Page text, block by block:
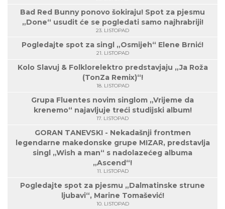
Bad Red Bunny ponovo šokiraju! Spot za pjesmu
„Done“ usudit će se pogledati samo najhrabriji!
23. LISTOPAD
Pogledajte spot za singl „Osmijeh“ Elene Brnić!
21. LISTOPAD
Kolo Slavuj & Folklorelektro predstavjaju „Ja Roža
(TonZa Remix)“!
18. LISTOPAD
Grupa Fluentes novim singlom „Vrijeme da
krenemo“ najavljuje treći studijski album!
17. LISTOPAD
GORAN TANEVSKI - Nekadašnji frontmen
legendarne makedonske grupe MIZAR, predstavlja
singl „Wish a man“ s nadolazećeg albuma
„Ascend“!
11. LISTOPAD
Pogledajte spot za pjesmu „Dalmatinske strune
ljubavi“, Marine Tomašević!
10. LISTOPAD